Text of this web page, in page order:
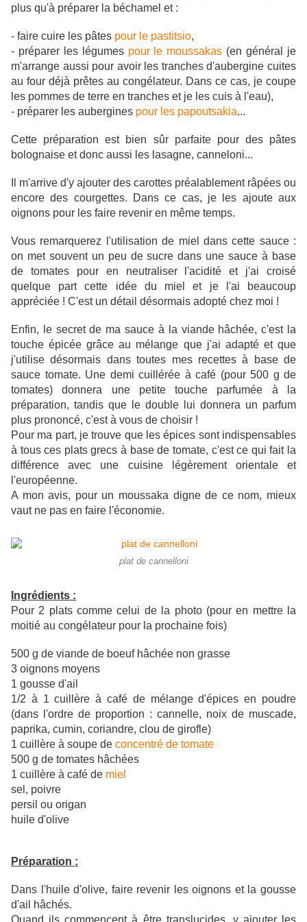
plus qu'à préparer la béchamel et :
- faire cuire les pâtes pour le pastitsio,
- préparer les légumes pour le moussakas (en général je
m'arrange aussi pour avoir les tranches d'aubergine cuites
au four déjà prêtes au congélateur. Dans ce cas, je coupe
les pommes de terre en tranches et je les cuis à l'eau),
- préparer les aubergines pour les papoutsakia...
Cette préparation est bien sûr parfaite pour des pâtes
bolognaise et donc aussi les lasagne, canneloni...
Il m'arrive d'y ajouter des carottes préalablement râpées ou
encore des courgettes. Dans ce cas, je les ajoute aux
oignons pour les faire revenir en même temps.
Vous remarquerez l'utilisation de miel dans cette sauce :
on met souvent un peu de sucre dans une sauce à base
de tomates pour en neutraliser l'acidité et j'ai croisé
quelque part cette idée du miel et je l'ai beaucoup
appréciée ! C'est un détail désormais adopté chez moi !
Enfin, le secret de ma sauce à la viande hâchée, c'est la
touche épicée grâce au mélange que j'ai adapté et que
j'utilise désormais dans toutes mes recettes à base de
sauce tomate. Une demi cuillérée à café (pour 500 g de
tomates) donnera une petite touche parfumée à la
préparation, tandis que le double lui donnera un parfum
plus prononcé, c'est à vous de choisir !
Pour ma part, je trouve que les épices sont indispensables
à tous ces plats grecs à base de tomate, c'est ce qui fait la
différence avec une cuisine légèrement orientale et
l'européenne.
A mon avis, pour un moussaka digne de ce nom, mieux
vaut ne pas en faire l'économie.
plat de cannelloni
Ingrédients :
Pour 2 plats comme celui de la photo (pour en mettre la
moitié au congélateur pour la prochaine fois)
500 g de viande de boeuf hâchée non grasse
3 oignons moyens
1 gousse d'ail
1/2 à 1 cuillère à café de mélange d'épices en poudre
(dans l'ordre de proportion : cannelle, noix de muscade,
paprika, cumin, coriandre, clou de girofle)
1 cuillère à soupe de concentré de tomate
500 g de tomates hâchées
1 cuillère à café de miel
sel, poivre
persil ou origan
huile d'olive
Préparation :
Dans l'huile d'olive, faire revenir les oignons et la gousse
d'ail hâchés.